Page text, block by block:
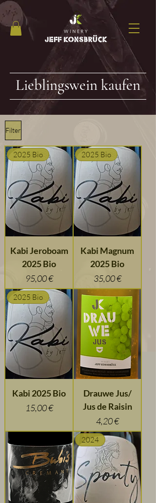
Lieblingswein kaufen
Filter
2025 Bio
Kabi Jeroboam
2025 Bio
Preis
95,00 €
2025 Bio
Kabi Magnum
2025 Bio
Preis
35,00 €
2025 Bio
Kabi 2025 Bio
Preis
15,00 €
Drauwe Jus/
Jus de Raisin
Preis
4,20 €
2024